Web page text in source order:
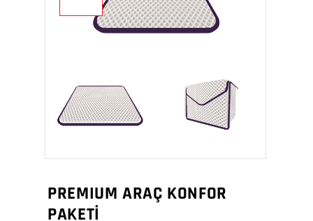
PREMIUM ARAÇ KONFOR
PAKETİ